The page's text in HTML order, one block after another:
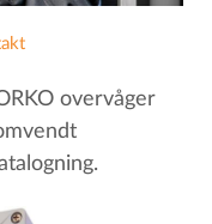
overvåger